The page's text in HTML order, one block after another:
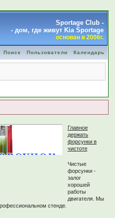
Sportage Club -
- дом, где живут Kia Sportage
основан в 2006г.
Поиск Пользователи Календарь
Главное
держать
форсунки в
чистоте
Чистые
форсунки -
залог
хорошей
работы
двигателя. Мы
стенде.